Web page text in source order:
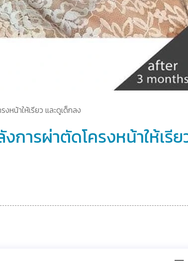
หน้าให้เรียว และดูเด็กลง
การผ่าตัดโครงหน้าให้เรีย